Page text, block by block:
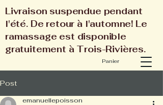
Panier
Livraison suspendue pendant
l'été. De retour à l'automne! Le
ramassage est disponible
gratuitement à Trois-Rivières.
Post
emanuellepoisson